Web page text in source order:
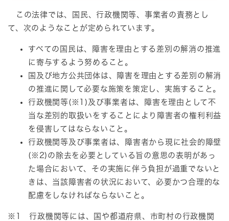
この法律では、国民、行政機関等、事業者の責務とし
て、次のようなことが定められています。
すべての国民は、障害を理由とする差別の解消の推進
に寄与するよう努めること。
国及び地方公共団体は、障害を理由とする差別の解消
の推進に関して必要な施策を策定し、実施すること。
行政機関等(※1)及び事業者は、障害を理由として不
当な差別的取扱いをすることにより障害者の権利利益
を侵害してはならないこと。
行政機関等及び事業者は、障害者から現に社会的障壁
(※2)の除去を必要としている旨の意思の表明があっ
た場合において、その実施に伴う負担が過重でないと
きは、当該障害者の状況において、必要かつ合理的な
配慮をしなければならないこと。
※1 行政機関等には、国や都道府県、市町村の行政機関